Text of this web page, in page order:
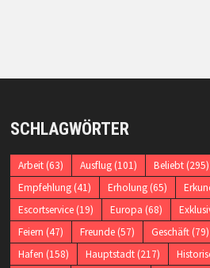
SCHLAGWÖRTER
Arbeit(63) Ausflug(101) Beliebt(295)
Empfehlung(41) Erholung(65)
Escortservice(19) Europa (68)
Feiern (47) Freunde(57) Geschäft(79)
Hafen (158) Hauptstadt(217)